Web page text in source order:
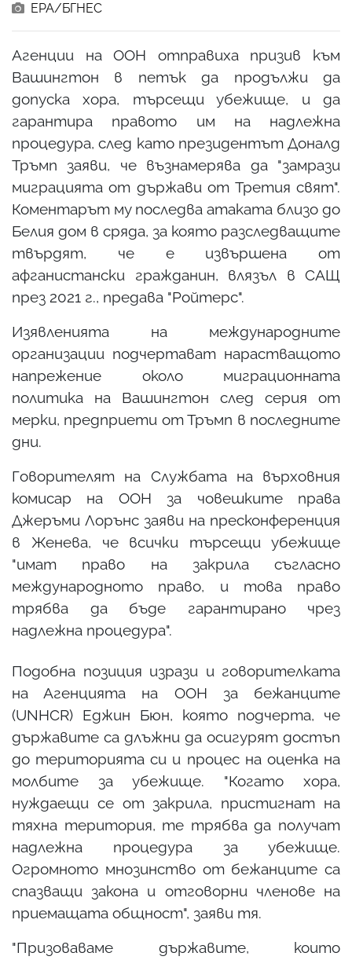
ЕРА/БГНЕС
Агенции на ООН отправиха призив към
Вашингтон в петък да продължи да
допуска хора, търсещи убежище, и да
гарантира правото им на надлежна
процедура, след като президентът Доналд
Тръмп заяви, че възнамерява да "замрази
миграцията от държави от Третия свят".
Коментарът му последва атаката близо до
Белия дом в сряда, за която разследващите
твърдят, че е извършена от
афганистански гражданин, влязъл в САЩ
през 2021 г., предава "Ройтерс".
Изявленията на международните
организации подчертават нарастващото
напрежение около миграционната
политика на Вашингтон след серия от
мерки, предприети от Тръмп в последните
дни.
Говорителят на Службата на върховния
комисар на ООН за човешките права
Джеръми Лорънс заяви на пресконференция
в Женева, че всички търсещи убежище
"имат право на закрила съгласно
международното право, и това право
трябва да бъде гарантирано чрез
надлежна процедура".
Подобна позиция изрази и говорителката
на Агенцията на ООН за бежанците
(UNHCR) Еджин Бюн, която подчерта, че
държавите са длъжни да осигурят достъп
до територията си и процес на оценка на
молбите за убежище. "Когато хора,
нуждаещи се от закрила, пристигнат на
тяхна територия, те трябва да получат
надлежна процедура за убежище.
Огромното мнозинство от бежанците са
спазващи закона и отговорни членове на
приемащата общност", заяви тя.
"Призоваваме държавите, които